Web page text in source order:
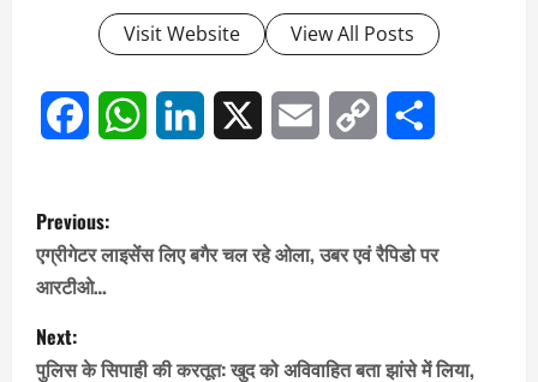
Visit Website View All Posts
FacebookWhatsAppLinkedIn Email
Copy
P
o
s
t
Previous:
एग्रीगेटर लाइसेंस लिए बगैर चल रहे ओला, उबर एवं रैपिडो पर
आरटीओ…
Next:
पुलिस के सिपाही की करतूत: खुद को अविवाहित बता झांसे में लिया,